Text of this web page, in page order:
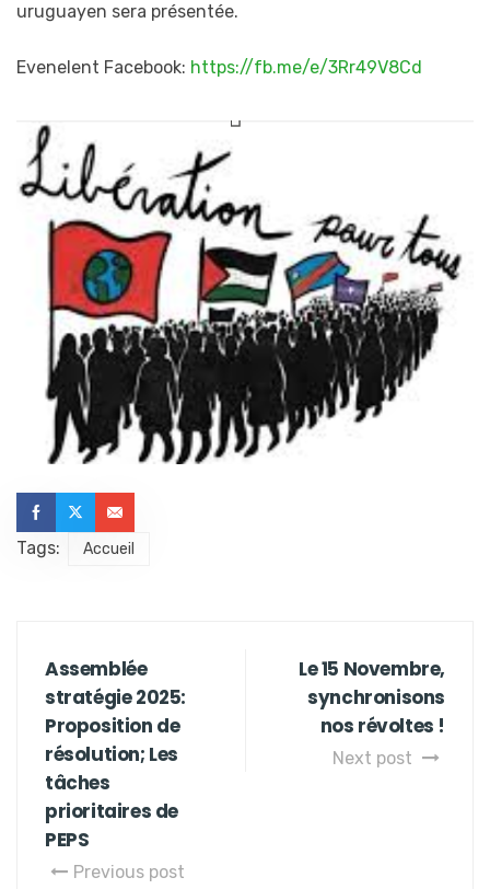
uruguayen sera présentée.
Evenelent Facebook: https://fb.me/e/3Rr49V8Cd
Tags: Accueil
Assemblée
stratégie 2025:
Proposition de
résolution; Les
tâches
prioritaires de
PEPS
Previous post
Le 15 Novembre,
synchronisons
nos révoltes !
Next post